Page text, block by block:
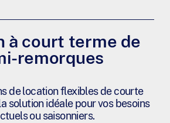
à court terme de
remorques
de location flexibles de courte
solution idéale pour vos besoins
ou saisonniers.